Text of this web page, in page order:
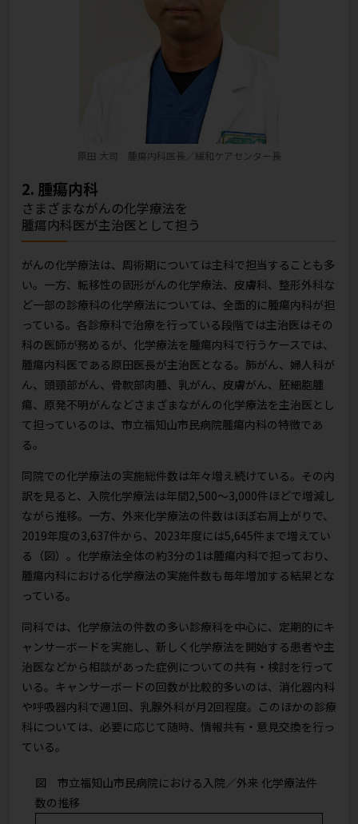
原田 大司 腫瘍内科医長／緩和ケアセンター長
2. 腫瘍内科
さまざまながんの化学療法を
腫瘍内科医が主治医として担う
がんの化学療法は、周術期については主科で担当することも多
い。一方、転移性の固形がんの化学療法、皮膚科、整形外科な
ど一部の診療科の化学療法については、全面的に腫瘍内科が担
っている。各診療科で治療を行っている段階では主治医はその
科の医師が務めるが、化学療法を腫瘍内科で行うケースでは、
腫瘍内科医である原田医長が主治医となる。肺がん、婦人科が
ん、頭頸部がん、骨軟部肉腫、乳がん、皮膚がん、胚細胞腫
瘍、原発不明がんなどさまざまながんの化学療法を主治医とし
て担っているのは、市立福知山市民病院腫瘍内科の特徴であ
る。
同院での化学療法の実施総件数は年々増え続けている。その内
訳を見ると、入院化学療法は年間2,500〜3,000件ほどで増減し
ながら推移。一方、外来化学療法の件数はほぼ右肩上がりで、
2019年度の3,637件から、2023年度には5,645件まで増えてい
る（図）。化学療法全体の約3分の1は腫瘍内科で担っており、
腫瘍内科における化学療法の実施件数も毎年増加する結果とな
っている。
同科では、化学療法の件数の多い診療科を中心に、定期的にキ
ャンサーボードを実施し、新しく化学療法を開始する患者や主
治医などから相談があった症例についての共有・検討を行って
いる。キャンサーボードの回数が比較的多いのは、消化器内科
や呼吸器内科で週1回、乳腺外科が月2回程度。このほかの診療
科については、必要に応じて随時、情報共有・意見交換を行っ
ている。
図 市立福知山市民病院における入院／外来 化学療法件
数の推移